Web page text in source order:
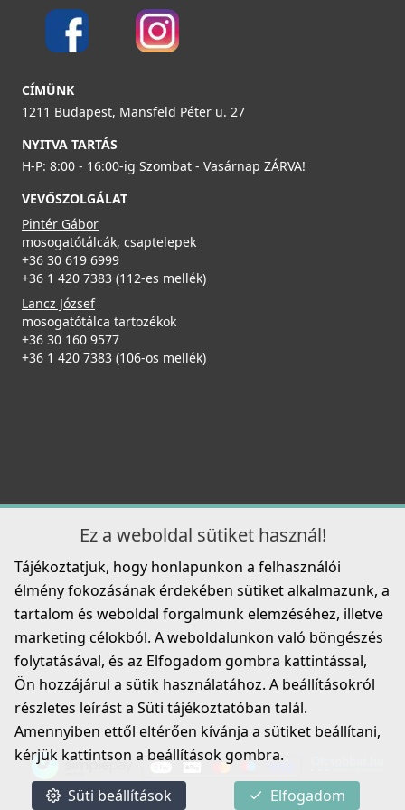
89 990 Ft
ELLECI - Csaptelep Club matt fekete - Kifutó termék!
MOKCLUBK
99 890 Ft
MKKTRA99
89 990 Ft
Részletek
ELLECI - Csaptelep Cloud K99 Betonszürke
MKKCLO99
99 990 Ft
Elleci ATH113 WD Vágódeszka HPL - Barna
29 990 Ft
Elleci ATH093BK Vágódeszka HPL - Fekete
ATH093BK
33 990 Ft
ATH093WD
33 990 Ft
Részletek
ELLECI - Tároló edény egyrészes gourmet 366 HPL
CÍMÜNK
1211 Budapest, Mansfeld Péter u. 27
NYITVA TARTÁS
H-P: 8:00 - 16:00-ig Szombat - Vasárnap ZÁRVA!
VEVŐSZOLGÁLAT
Pintér Gábor
mosogatótálcák, csaptelepek
+36 30 619 6999
+36 1 420 7383 (112-es mellék)
Lancz József
mosogatótálca tartozékok
+36 30 160 9577
+36 1 420 7383 (106-os mellék)
Ez a weboldal sütiket használ!
Tájékoztatjuk, hogy honlapunkon a felhasználói
élmény fokozásának érdekében sütiket alkalmazunk, a
tartalom és weboldal forgalmunk elemzéséhez, illetve
marketing célokból. A weboldalunkon való böngészés
folytatásával, és az Elfogadom gombra kattintással,
Ön hozzájárul a sütik használatához. A beállításokról
részletes leírást a Süti tájékoztatóban talál.
Amennyiben ettől eltérően kívánja a sütiket beállítani,
kérjük kattintson a beállítások gombra.
Süti beállítások Elfogadom